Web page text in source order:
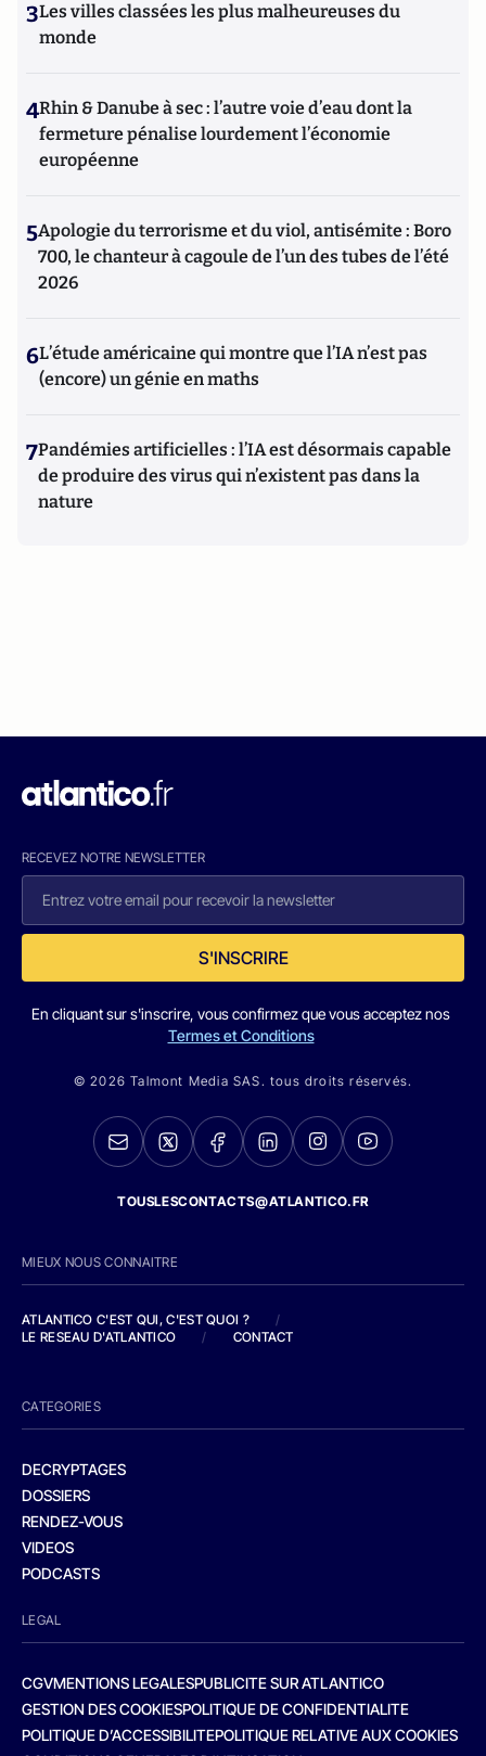
3Les villes classées les plus malheureuses du
monde
4Rhin & Danube à sec : l’autre voie d’eau dont la
fermeture pénalise lourdement l’économie
européenne
5Apologie du terrorisme et du viol, antisémite : Boro
700, le chanteur à cagoule de l’un des tubes de l’été
2026
6L’étude américaine qui montre que l’IA n’est pas
(encore) un génie en maths
7Pandémies artificielles : l’IA est désormais capable
de produire des virus qui n’existent pas dans la
nature
RECEVEZ NOTRE NEWSLETTER
S'INSCRIRE
En cliquant sur s'inscrire, vous confirmez que vous acceptez nos
Termes et Conditions
© 2026 Talmont Media SAS. tous droits réservés.
TOUSLESCONTACTS@ATLANTICO.FR
MIEUX NOUS CONNAITRE
ATLANTICO C'EST QUI, C'EST QUOI ?
/
LE RESEAU D'ATLANTICO
/ CONTACT
CATEGORIES
DECRYPTAGES
DOSSIERS
RENDEZ-VOUS
VIDEOS
PODCASTS
LEGAL
CGVMENTIONS LEGALESPUBLICITE SUR ATLANTICO
GESTION DES COOKIESPOLITIQUE DE CONFIDENTIALITE
POLITIQUE D’ACCESSIBILITEPOLITIQUE RELATIVE AUX COOKIES